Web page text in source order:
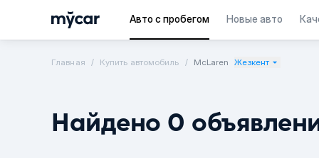
Авто с пробегом Новые авто
Главная Купить автомобиль McLaren Жезкент
Найдено 0